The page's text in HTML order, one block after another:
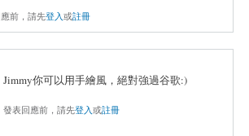
前，請先登入或註冊
Jimmy你可以用手繪風，絕對強過谷歌:)
發表回應前，請先登入或註冊